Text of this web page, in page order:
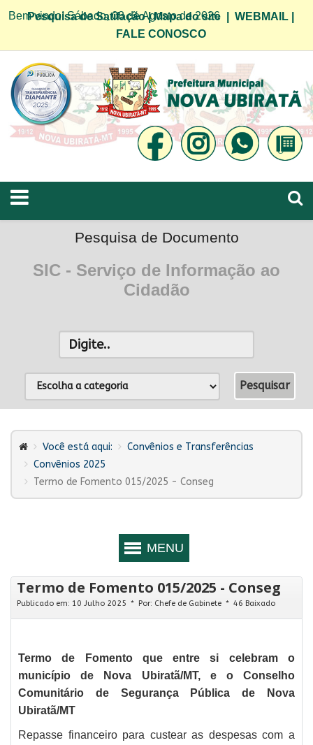
Bem vindo! Sábado, 08 de Agosto de 2026
Pesquisa de Satifação|Mapa do site WEBMAIL
FALE CONOSCO
Pesquisa de Documento
SIC - Serviço de Informação ao
Cidadão
Você está aqui:
Convênios e Transferências
Convênios 2025
Termo de Fomento 015/2025 - Conseg
Termo de Fomento 015/2025 - Conseg
Publicado em: 10 Julho 2025 Por: Chefe de Gabinete 46 Baixado
Termo de Fomento que entre si celebram o
município de Nova Ubiratã/MT, e o Conselho
Comunitário de Segurança Pública de Nova
Ubiratã/MT
Repasse financeiro para custear as despesas com a